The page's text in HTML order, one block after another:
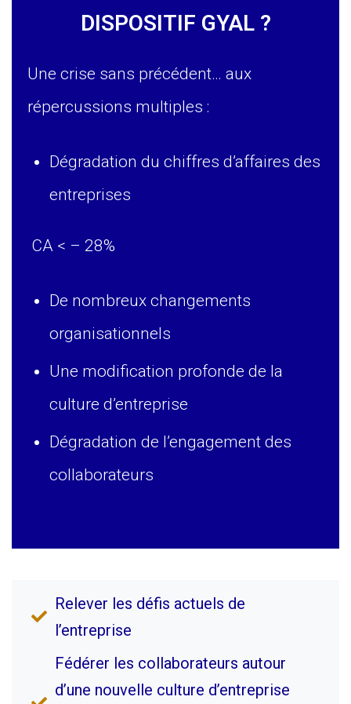
DISPOSITIF GYAL ?
Une crise sans précédent… aux
répercussions multiples :
Dégradation du chiffres d’affaires des
entreprises
CA < – 28%
De nombreux changements
organisationnels
Une modification profonde de la
culture d’entreprise
Dégradation de l’engagement des
collaborateurs
Relever les défis actuels de
l’entreprise
Fédérer les collaborateurs autour
d’une nouvelle culture d’entreprise